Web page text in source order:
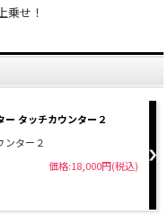
乗せ！
ー タッチカウンター２
ンター２
価格:18,000円(税込)